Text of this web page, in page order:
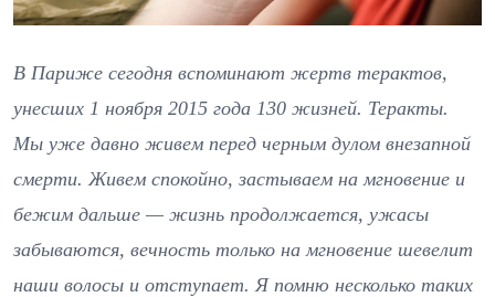
В Париже сегодня вспоминают жертв терактов,
унесших 1 ноября 2015 года 130 жизней. Теракты.
Мы уже давно живем перед черным дулом внезапной
смерти. Живем спокойно, застываем на мгновение и
бежим дальше — жизнь продолжается, ужасы
забываются, вечность только на мгновение шевелит
наши волосы и отступает. Я помню несколько таких